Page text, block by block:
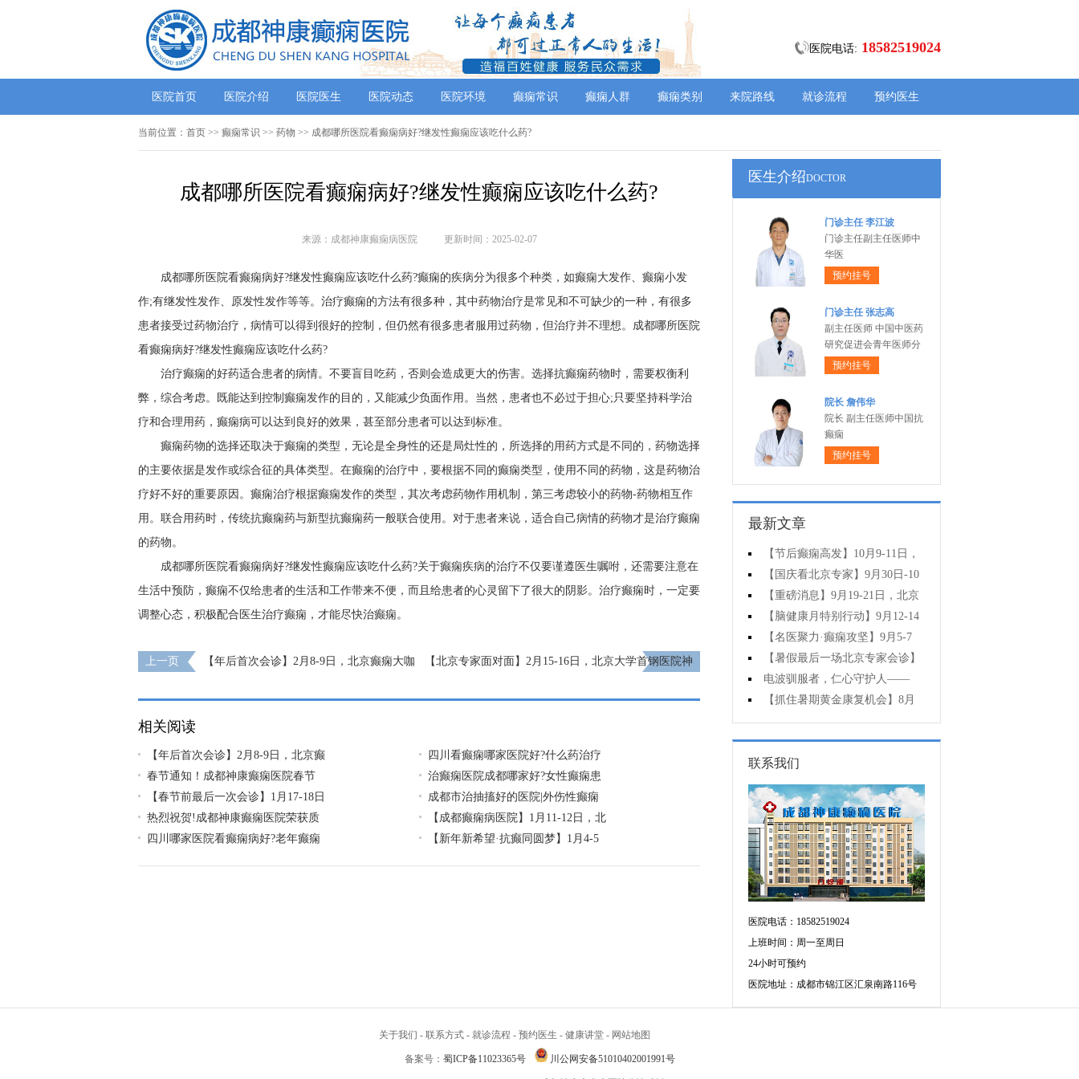
医院电话: 18582519024
医院首页 医院介绍 医院医生 医院动态 医院环境 癫痫常识 癫痫人群 癫痫类别 来院路线 就诊流程 预约医生
当前位置： 首页 >> 癫痫常识 >> 药物 >> 成都哪所医院看癫痫病好?继发性癫痫应该吃什么药?
成都哪所医院看癫痫病好?继发性癫痫应该吃什么药?
来源：成都神康癫痫病医院 更新时间：2025-02-07
成都哪所医院看癫痫病好?继发性癫痫应该吃什么药?癫痫的疾病分为很多个种类，如癫痫大发作、癫痫小发
作;有继发性发作、原发性发作等等。治疗癫痫的方法有很多种，其中药物治疗是常见和不可缺少的一种，有很多
患者接受过药物治疗，病情可以得到很好的控制，但仍然有很多患者服用过药物，但治疗并不理想。成都哪所医院
看癫痫病好?继发性癫痫应该吃什么药?
治疗癫痫的好药适合患者的病情。不要盲目吃药，否则会造成更大的伤害。选择抗癫痫药物时，需要权衡利
弊，综合考虑。既能达到控制癫痫发作的目的，又能减少负面作用。当然，患者也不必过于担心;只要坚持科学治
疗和合理用药，癫痫病可以达到良好的效果，甚至部分患者可以达到标准。
癫痫药物的选择还取决于癫痫的类型，无论是全身性的还是局灶性的，所选择的用药方式是不同的，药物选择
的主要依据是发作或综合征的具体类型。在癫痫的治疗中，要根据不同的癫痫类型，使用不同的药物，这是药物治
疗好不好的重要原因。癫痫治疗根据癫痫发作的类型，其次考虑药物作用机制，第三考虑较小的药物-药物相互作
用。联合用药时，传统抗癫痫药与新型抗癫痫药一般联合使用。对于患者来说，适合自己病情的药物才是治疗癫痫
的药物。
成都哪所医院看癫痫病好?继发性癫痫应该吃什么药?关于癫痫疾病的治疗不仅要谨遵医生嘱咐，还需要注意在
生活中预防，癫痫不仅给患者的生活和工作带来不便，而且给患者的心灵留下了很大的阴影。治疗癫痫时，一定要
调整心态，积极配合医生治疗癫痫，才能尽快治癫痫。
上一页
【年后首次会诊】2月8-9日，北京癫痫大咖
【北京专家面对面】2月15-16日，北京大学首钢医院神
相关阅读
【年后首次会诊】2月8-9日，北京癫
四川看癫痫哪家医院好?什么药治疗
春节通知！成都神康癫痫医院春节
治癫痫医院成都哪家好?女性癫痫患
【春节前最后一次会诊】1月17-18日
成都市治抽搐好的医院|外伤性癫痫
热烈祝贺!成都神康癫痫医院荣获质
【成都癫痫病医院】1月11-12日，北
四川哪家医院看癫痫病好?老年癫痫
【新年新希望·抗癫同圆梦】1月4-5
医生介绍DOCTOR
门诊主任 李江波
门诊主任副主任医师中
华医
预约挂号
门诊主任 张志高
副主任医师 中国中医药
研究促进会青年医师分
预约挂号
院长 詹伟华
院长 副主任医师中国抗
癫痫
预约挂号
最新文章
【节后癫痫高发】10月9-11日，
北京友谊医院陈葵博士免费会诊+治
疗援助，破解癫痫难题！
【国庆看北京专家】9月30日-10
月5日，北京天坛&首钢医院两大专
家蓉城亲诊+癫痫大额救助，速约！
【重磅消息】9月19-21日，北京
协和医院周祥琴教授成都领衔会
诊，共筑全年龄段抗癫防线！
【脑健康月特别行动】9月12-14
日，北京天坛医院杨涛博士免费会
诊+超万元援助，护航全年龄段癫痫
患者
【名医聚力·癫痫攻坚】9月5-7
日，北京朝阳医院神经内科周立春
博士成都公益会诊，名额有限，速
约
【暑假最后一场北京专家会诊】
8月22-24日，北京大学首钢医院高
伟教授亲临成都免费会诊，助力健
康新学
电波驯服者，仁心守护人——
8.19中国医师节致敬神康抗癫团队
【抓住暑期黄金康复机会】8月
15-17日，首都医科大学附属北京天
坛医院杨涛博士空降成都会诊，速
约！
联系我们
医院电话：18582519024
上班时间：周一至周日
24小时可预约
医院地址：成都市锦江区汇泉南路116号
关于我们 - 联系方式 - 就诊流程 - 预约医生 - 健康讲堂 - 网站地图
备案号： 蜀ICP备11023365号 川公网安备51010402001991号